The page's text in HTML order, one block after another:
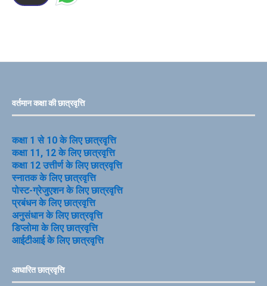
वर्तमान कक्षा की छात्रवृत्ति
कक्षा 1 से 10 के लिए छात्रवृत्ति
कक्षा 11, 12 के लिए छात्रवृत्ति
कक्षा 12 उत्तीर्ण के लिए छात्रवृत्ति
स्नातक के लिए छात्रवृत्ति
पोस्ट-ग्रेजुएशन के लिए छात्रवृत्ति
प्रबंधन के लिए छात्रवृत्ति
अनुसंधान के लिए छात्रवृत्ति
डिप्लोमा के लिए छात्रवृत्ति
आईटीआई के लिए छात्रवृत्ति
आधारित छात्रवृत्ति